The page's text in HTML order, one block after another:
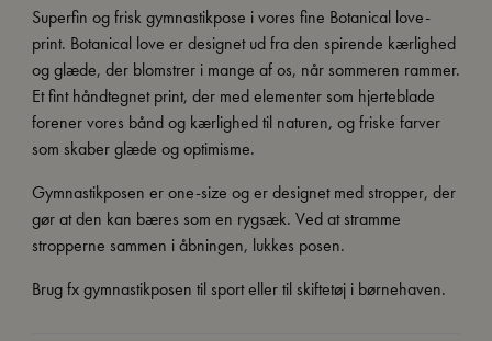
Superfin og frisk gymnastikpose i vores fine Botanical love-
print. Botanical love er designet ud fra den spirende kærlighed
og glæde, der blomstrer i mange af os, når sommeren rammer.
Et fint håndtegnet print, der med elementer som hjerteblade
forener vores bånd og kærlighed til naturen, og friske farver
som skaber glæde og optimisme.
Gymnastikposen er one-size og er designet med stropper, der
gør at den kan bæres som en rygsæk. Ved at stramme
stropperne sammen i åbningen, lukkes posen.
Brug fx gymnastikposen til sport eller til skiftetøj i børnehaven.